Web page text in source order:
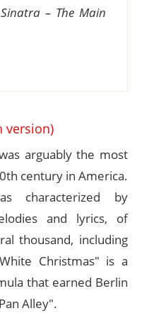
– The Main
version)
arguably the most
century in America.
characterized by
and lyrics, of
thousand, including
Christmas" is a
that earned Berlin
Alley".